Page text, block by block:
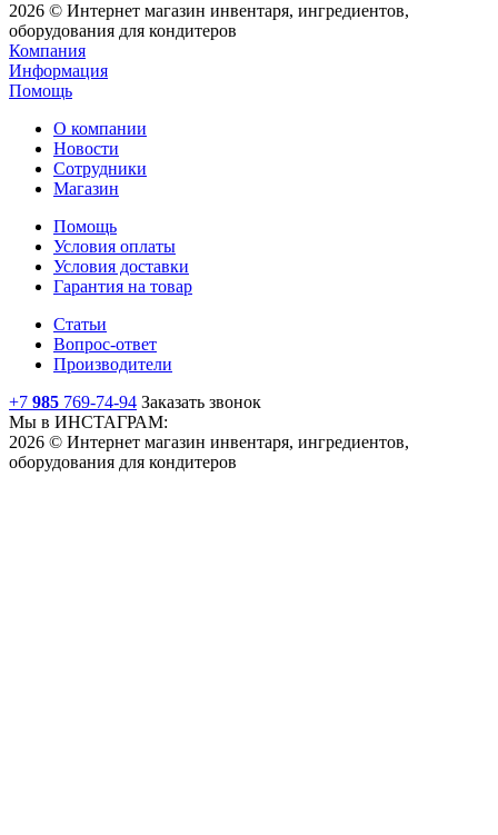
2026 © Интернет магазин инвентаря, ингредиентов,
оборудования для кондитеров
Компания
Информация
Помощь
О компании
Новости
Сотрудники
Магазин
Помощь
Условия оплаты
Условия доставки
Гарантия на товар
Статьи
Вопрос-ответ
Производители
+7 985 769-74-94 Заказать звонок
Мы в ИНСТАГРАМ:
2026 © Интернет магазин инвентаря, ингредиентов,
оборудования для кондитеров